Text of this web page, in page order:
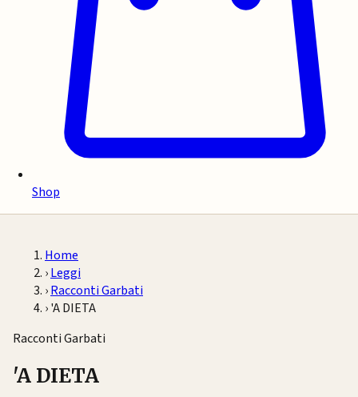
Shop
Home
›Leggi
›Racconti Garbati
›'A DIETA
Racconti Garbati
'A DIETA